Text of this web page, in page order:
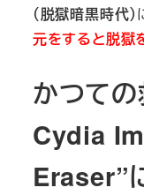
（脱獄暗黒時代）
元をすると脱獄
かつて
Cydia
Eraser”